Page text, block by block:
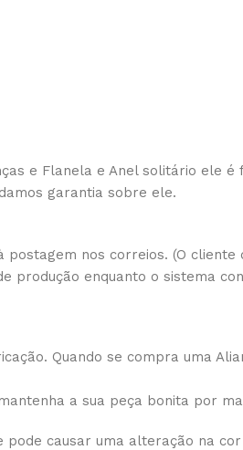
e Flanela e Anel solitário ele
garantia sobre ele.
nos correios. (O
produção enquanto o sistema
Quando se compra uma
a sua peça bonita por
pode causar uma alteração na